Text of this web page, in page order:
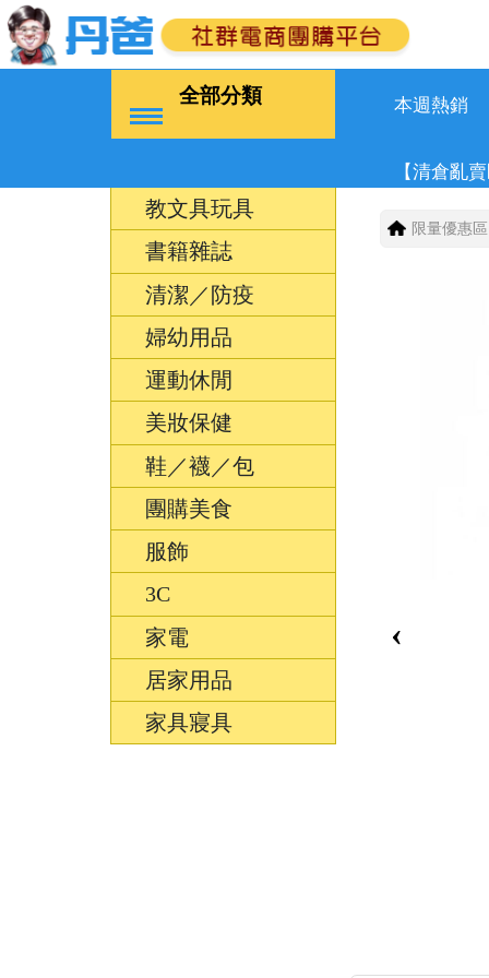
全部分類 本週熱銷
【清倉亂
教文具玩具
書籍雜誌
清潔／防疫
婦幼用品
運動休閒
美妝保健
鞋／襪／包
團購美食
服飾
3C
家電
居家用品
家具寢具
限量優惠區
‹